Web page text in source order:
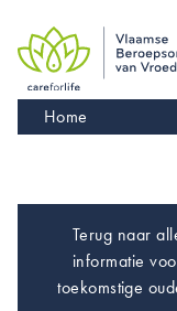
main
navigation
Kruimelpad
Home
Terug naar
informatie
toekomstige